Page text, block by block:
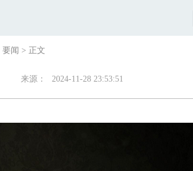
要闻 > 正文
来源： 2024-11-28 23:53:51